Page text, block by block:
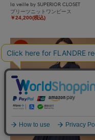
la veille by SUPERIOR CLOSET
プリーツニットワンピース
￥24,200(税込)
60%
OFF